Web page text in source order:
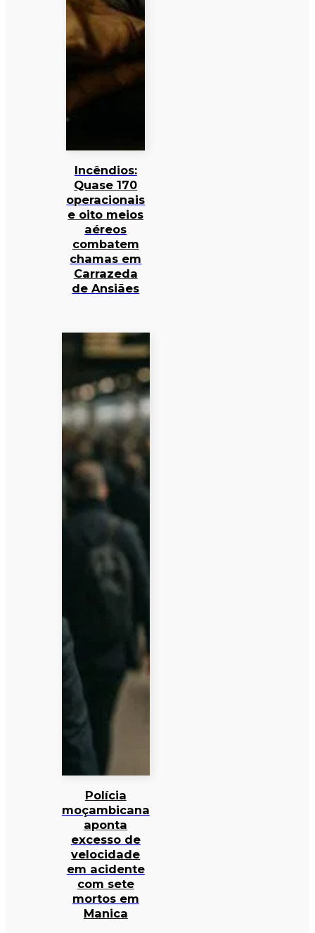
Incêndios:
Quase 170
operacionais
e oito meios
aéreos
combatem
chamas em
Carrazeda
de Ansiães
Polícia
moçambicana
aponta
excesso de
velocidade
em acidente
com sete
mortos em
Manica